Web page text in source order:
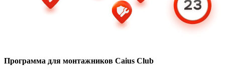
Программа для монтажников Caius Club